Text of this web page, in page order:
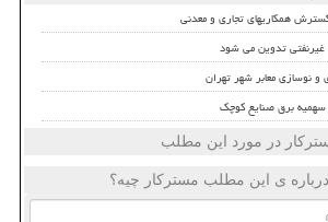
همکاریهای تجاری و معدنی
تدوین می شود
معابر شهر تهران
در مورد این مطلب
ی این مطلب مسترکار چیه؟